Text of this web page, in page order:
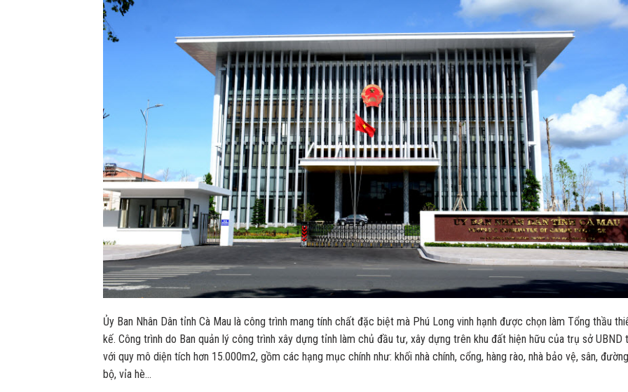
Ủy Ban Nhân Dân tỉnh Cà Mau là công trình mang tính chất đặc biệt mà Phú Long vinh hạnh được chọn làm Tổng thầu
kế. Công trình do Ban quản lý công trình xây dựng tỉnh làm chủ đầu tư, xây dựng trên khu đất hiện hữu của trụ sở UBND
với quy mô diện tích hơn 15.000m2, gồm các hạng mục chính như: khối nhà chính, cổng, hàng rào, nhà bảo vệ, sân,
bộ, vỉa hè…